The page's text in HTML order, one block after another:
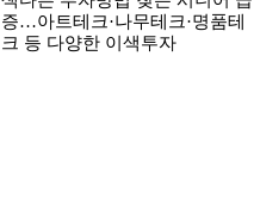
증…아트테크·나무테크·명품테
크 등 다양한 이색투자